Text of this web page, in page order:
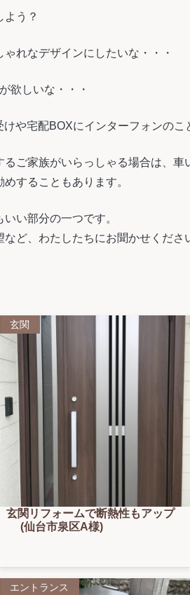
よう？
れなデザインにしたいな・・・
欲しいな・・・
や宅配BOXにインターフォンのこ
ご家族がいらっしゃる場合は、車
することもあります。
い部分の一つです。
ど、わたしたちにお聞かせくださ
玄関
玄関リフォームで断熱性もアップ
(仙台市泉区A様)
エントランス